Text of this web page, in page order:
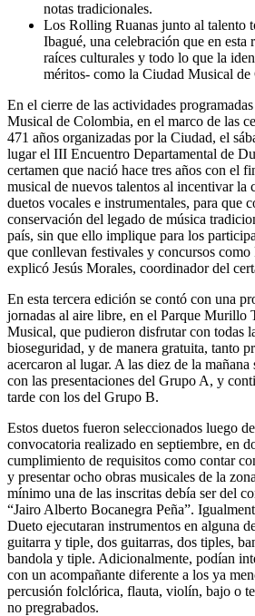
notas tradicionales.
Los Rolling Ruanas junto al talento
Ibagué, una celebración que en esta
raíces culturales y todo lo que la
méritos- como la Ciudad Musical de
En el cierre de las actividades
Musical de Colombia, en el marco de las
471 años organizadas por la Ciudad, el
lugar el III Encuentro Departamental de
certamen que nació hace tres años con el
musical de nuevos talentos al incentivar la
duetos vocales e instrumentales, para que
conservación del legado de música
país, sin que ello implique para los
que conllevan festivales y concursos
explicó Jesús Morales, coordinador del
En esta tercera edición se contó con una
jornadas al aire libre, en el Parque Murillo
Musical, que pudieron disfrutar con todas
bioseguridad, y de manera gratuita, tanto
acercaron al lugar. A las diez de la
con las presentaciones del Grupo A, y
tarde con los del Grupo B.
Estos duetos fueron seleccionados luego
convocatoria realizado en septiembre, en
cumplimiento de requisitos como contar
y presentar ocho obras musicales de la
mínimo una de las inscritas debía ser del
“Jairo Alberto Bocanegra Peña”.
Dueto ejecutaran instrumentos en alguna
guitarra y tiple, dos guitarras, dos tiples,
bandola y tiple. Adicionalmente, podían
con un acompañante diferente a los ya
percusión folclórica, flauta, violín, bajo o
no pregrabados.